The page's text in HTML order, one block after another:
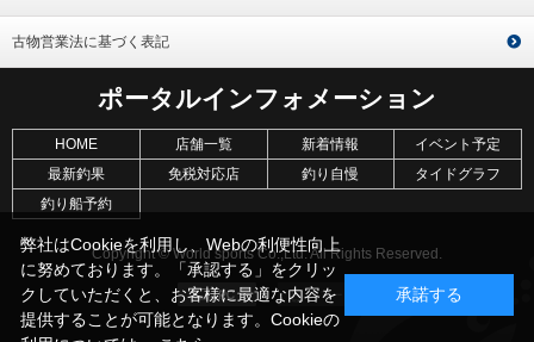
古物営業法に基づく表記
ポータルインフォメーション
HOME 店舗一覧 新着情報
イベント予定
最新釣果
免税対応店 釣り自慢
タイドグラフ
釣り船予約
Copyright © World sports Co.,Ltd. All Rights Reserved.
弊社はCookieを利用し、Webの利便性向上
に努めております。「承認する」をクリッ
クしていただくと、お客様に最適な内容を
提供することが可能となります。Cookieの
承諾する